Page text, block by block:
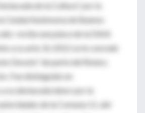
de la Cultura” por la
Ciudad Autónoma de Buenos
recibe una placa de la DAIA
a su arte. En 2012 se le concede
Devoto” de parte del Rotary
Fue distinguido en
su destacada labor por la
de la Comuna 11, del